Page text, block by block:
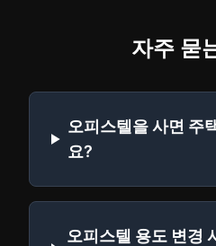
자주 묻
오피스텔을 사면 주
요?
오피스텔 용도 변경